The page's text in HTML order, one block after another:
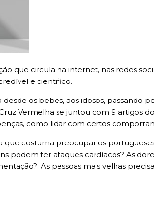
que circula na internet, nas redes
e cientifico.
os bebes, aos idosos, passando
Vermelha se juntou com 9 artigos
como lidar com certos
costuma preocupar os
podem ter ataques cardíacos? As
As pessoas mais velhas